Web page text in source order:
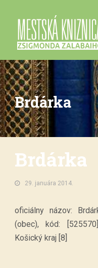
Brdárka
Brdárka
29. januára 2014.
oficiálny názov:
(obec), kód:
Košický kraj [8]